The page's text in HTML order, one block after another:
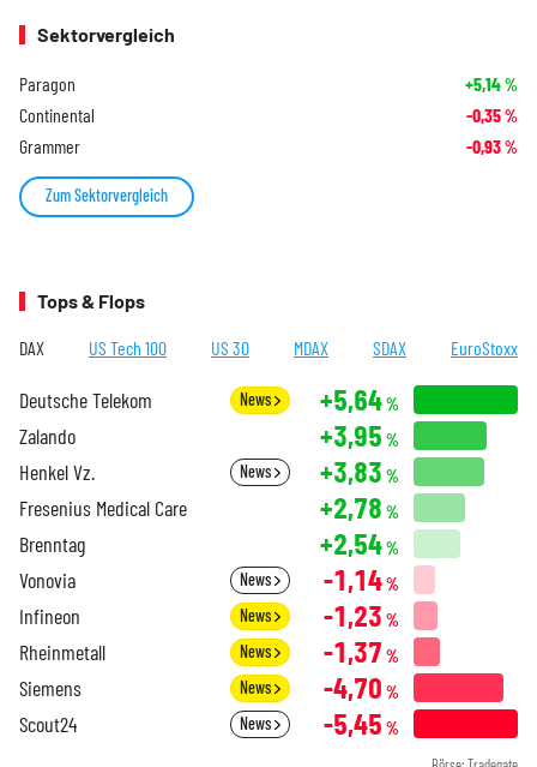
Sektorvergleich
Paragon +5,14%
Continental -0,35%
Grammer -0,93%
Zum Sektorvergleich
Tops & Flops
DAX US Tech 100 US 30 MDAX SDAX EuroStoxx
Deutsche Telekom News +5,64%
Zalando +3,95 %
Henkel Vz. News +3,83 %
Fresenius Medical Care +2,78 %
Brenntag +2,54%
Vonovia News -1,14%
Infineon News -1,23 %
Rheinmetall News -1,37 %
Siemens News -4,70 %
Scout24 News -5,45 %